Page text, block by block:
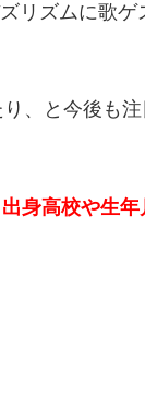
リズムに歌
、と今後も
身高校や生